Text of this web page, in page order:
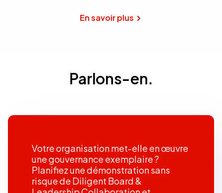
En savoir plus
Parlons-en.
Votre organisation met-elle en œuvre
une gouvernance exemplaire ?
Planifiez une démonstration sans
risque de Diligent Board &